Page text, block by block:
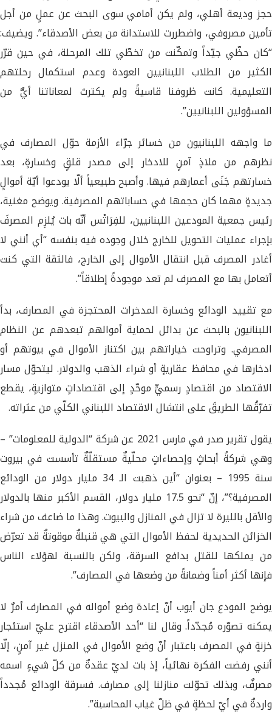
حجز وديعة أهلي، ولم يكن أمامي سوى البحث عن عملٍ من أجل
تأمين مصروفي، واضطررت للاستدانة من بعض الأصدقاء”. ويضيف:
“كان حظّي جيّداً وتمكّنت من تخطّي تلك المرحلة، في حين قرّر
الكثير من الطلاب اللبنانيين العودة وعدم استكمال رحلتهم
التعليمية. كانت ظروفنا قاسيةً ولم يكترث لمعاناتنا أيٌّ من
المسؤولين اللبنانيين”.
ما واجهه اللبنانيون من خسائر جرّاء الأزمة حوّل المصارف في
نظرهم من ملاذٍ آمنٍ للادخار إلى مصدر قلقٍ وخسارةٍ، بعد
خسارتهم جَنَى أعمارهم فيها. وأصبح طبيعياً ألّا يودعوا أيّة أموالٍ
جديدةٍ مهما كان حجمها في حساباتهم المصرفية. ويوضح مغنية،
رئيس جمعية المودعين اللبنانيين، للفِرَاتْس أنّه بات يُلزِم المصرفَ
بإجراء عمليات التحويل للخارج خلال وجوده فيه بنفسه “أي أنني لا
أغادر المصرف قبل انتقال الأموال إلى الخارج، فالثقة التي كنت
أتعامل بها مع المصرف لم تعد موجودةً إطلاقاً”.
مع تقييد الودائع وخسارة المدخرات المحتجزة في المصارف، بدأ
اللبنانيون بالبحث عن بدائل لحماية أموالهم تبعدهم عن النظام
المصرفي. وتراوحت خياراتهم بين اكتناز الأموال في بيوتهم أو
ادخارها في محافظ عقاريةٍ أو شراء الذهب والدولار. ليتحوّل مسار
الاقتصاد من اقتصادٍ رسميٍّ موحّدٍ إلى اقتصاداتٍ متوازيةٍ، يقطع
تفرّقُها الطريقَ على انتشال الاقتصاد اللبناني الكلّي من عثراته.
يقول تقرير صدر في مارس 2021 عن شركة “الدولية للمعلومات” –
وهي شركةُ أبحاثٍ وإحصاءاتٍ محلّيةٌ مستقلّةٌ تأسست في بيروت
سنة 1995 – بعنوان “أين ذهبت الـ 34 مليار دولار من الودائع
المصرفية؟”، إنّ “نحو 17.5 مليار دولار، القسم الأكبر منها بالدولار
والأقل بالليرة لا تزال في المنازل والبيوت. وهذا ما ضاعف من شراء
الخزائن الحديدية لحفظ الأموال التي هي قنبلةٌ موقوتةٌ قد تعرّض
من يملكها للقتل بدافع السرقة، ولكن بالنسبة لهؤلاء الناس
فإنها أكثر أمناً وضمانةً من وضعها في المصارف”.
يوضح المودع جان أيوب أنّ إعادة وضع أمواله في المصارف أمرٌ لا
يمكنه تصوّره مُجدّداً. وقال لنا “أحد الأصدقاء اقترح عليّ استئجار
خزنةٍ في المصرف باعتبار أنّ وضع الأموال في المنزل غير آمنٍ، إلّا
أنني رفضت الفكرة نهائياً، إذ بات لديّ عقدةٌ من كلّ شيءٍ اسمه
مصرفٌ، وبذلك تحوّلت منازلنا إلى مصارف. فسرقة الودائع مُجدداً
واردةٌ في أيّ لحظةٍ في ظلّ غياب المحاسبة”.